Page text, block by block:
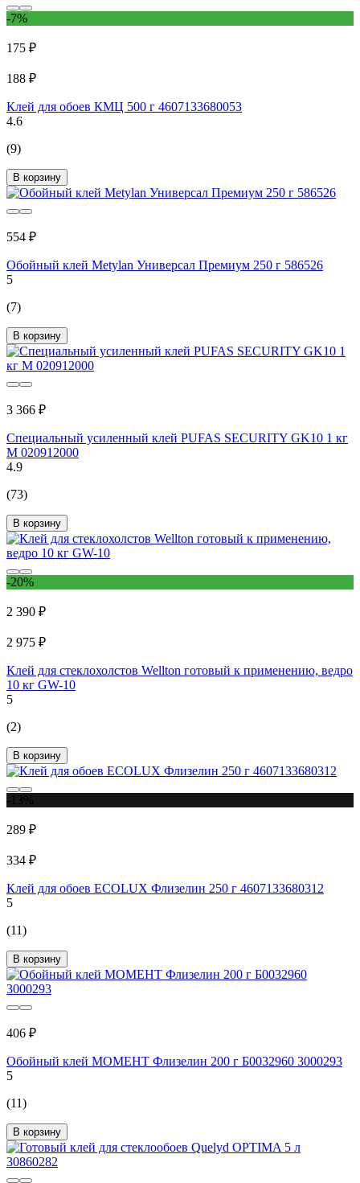
-7%
175 ₽
188 ₽
Клей для обоев КМЦ 500 г 4607133680053
4.6
(9)
В корзину
554 ₽
Обойный клей Metylan Универсал Премиум 250 г 586526
5
(7)
В корзину
3 366 ₽
Специальный усиленный клей PUFAS SECURITY GK10 1 кг
М 020912000
4.9
(73)
В корзину
-20%
2 390 ₽
2 975 ₽
Клей для стеклохолстов Wellton готовый к применению, ведро
10 кг GW-10
5
(2)
В корзину
289 ₽
334 ₽
Клей для обоев ECOLUX Флизелин 250 г 4607133680312
5
(11)
В корзину
406 ₽
Обойный клей МОМЕНТ Флизелин 200 г Б0032960 3000293
5
(11)
В корзину